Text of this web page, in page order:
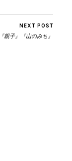
NEXT POST
親子』『山のみち』